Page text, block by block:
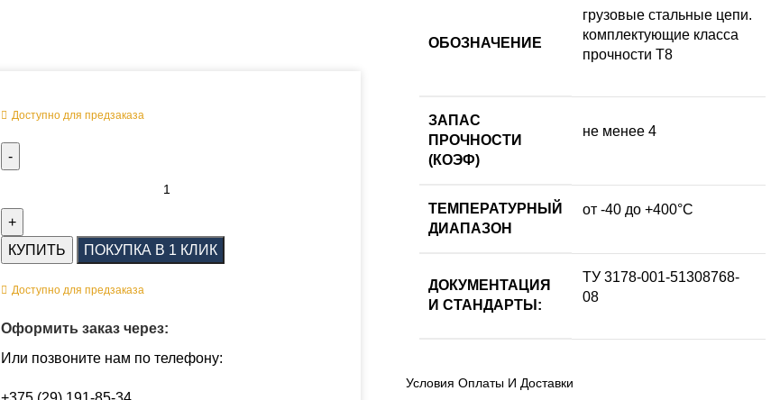
Доступно для предзаказа
КУПИТЬ ПОКУПКА В 1 КЛИК
Доступно для предзаказа
Оформить заказ через:
Или позвоните нам по телефону:
ОБОЗНАЧЕНИЕ
грузовые стальные цепи.
комплектующие класса
прочности Т8
ЗАПАС
ПРОЧНОСТИ
(КОЭФ)
не менее 4
ТЕМПЕРАТУРНЫЙ
ДИАПАЗОН
от -40 до +400°С
ДОКУМЕНТАЦИЯ
И СТАНДАРТЫ:
ТУ 3178-001-51308768-
08
Условия Оплаты И Доставки